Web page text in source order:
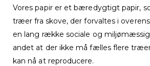
Vores papir er et bæredygtigt papir,
træer fra skove, der forvaltes i
en lang række sociale og
andet at der ikke må fælles flere
kan nå at reproducere.